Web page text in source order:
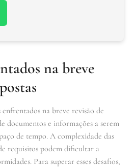
na breve
na breve revisão de
documentos e informações a serem
de tempo. A complexidade das
requisitos podem dificultar a
Para superar esses desafios,